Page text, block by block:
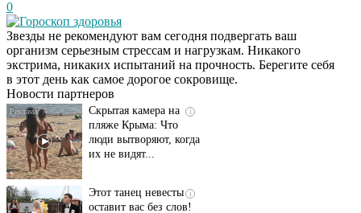
0
Гороскоп здоровья
Звезды не рекомендуют вам сегодня подвергать ваш
организм серьезным стрессам и нагрузкам. Никакого
экстрима, никаких испытаний на прочность. Берегите себя
в этот день как самое дорогое сокровище.
Новости партнеров
Ролик длится
несколько секунд, а
смеяться вы будете
долго
i
Скрытая камера на
пляже Крыма: Что
люди вытворяют, когда
их не видят...
i
Этот танец невесты
оставит вас без слов!